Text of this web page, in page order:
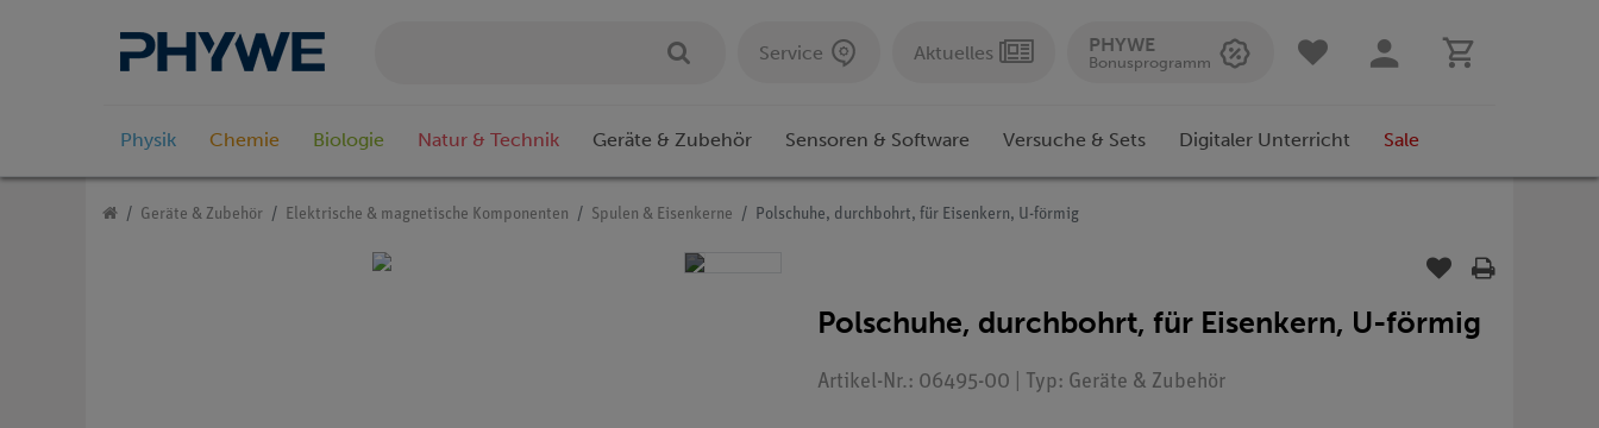
Service Aktuelles PHYWE
Bonusprogramm
Physik Chemie Biologie Natur & Technik Geräte & Zubehör Sensoren & Software Versuche & Sets Digitaler Unterricht Sale
Geräte & Zubehör Elektrische & magnetische Komponenten Spulen & Eisenkerne Polschuhe, durchbohrt, für Eisenkern, U-förmig
Polschuhe, durchbohrt, für Eisenkern, U-förmig
Artikel-Nr.: 06495-00 | Typ: Geräte & Zubehör